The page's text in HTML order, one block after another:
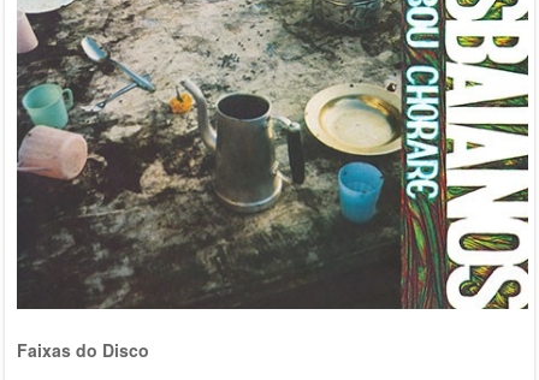
Faixas do Disco